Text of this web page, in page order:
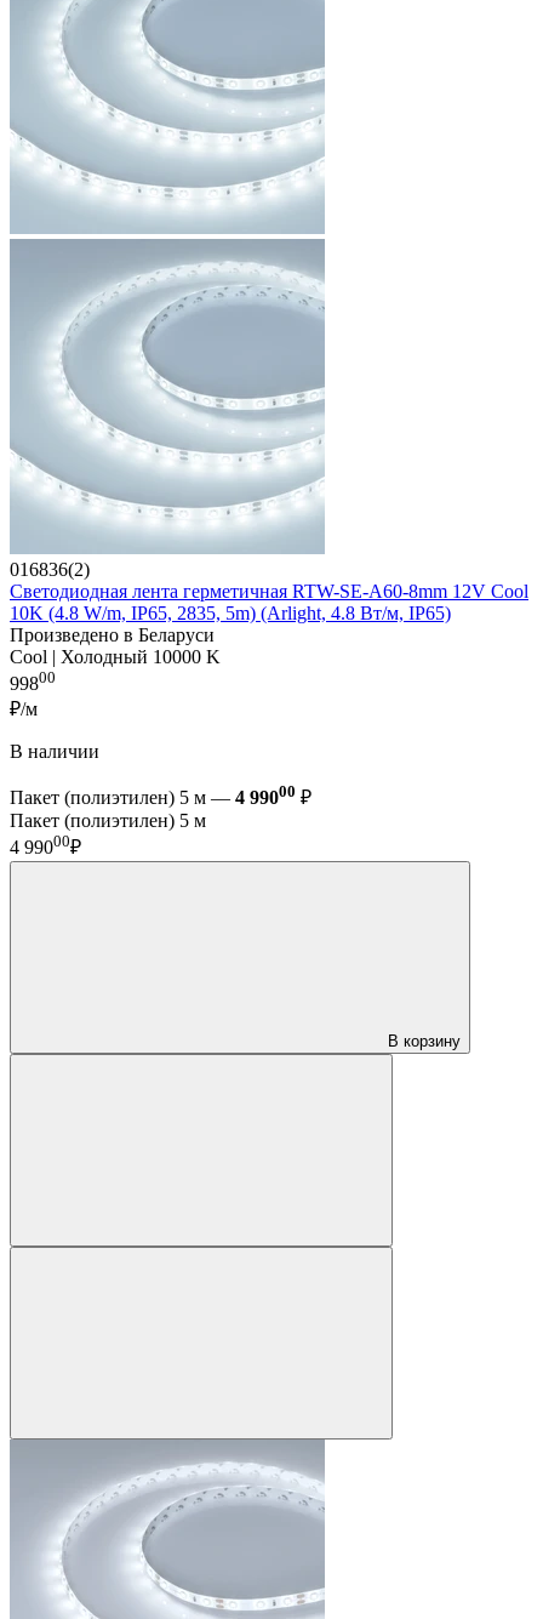
016836(2)
Светодиодная лента герметичная RTW-SE-A60-8mm 12V Cool
10K (4.8 W/m, IP65, 2835, 5m) (Arlight, 4.8 Вт/м, IP65)
Произведено в Беларуси
Cool | Холодный 10000 K
99800
₽/м
В наличии
Пакет (полиэтилен) 5 м — 4 99000 ₽
Пакет (полиэтилен) 5 м
4 99000₽
В корзину